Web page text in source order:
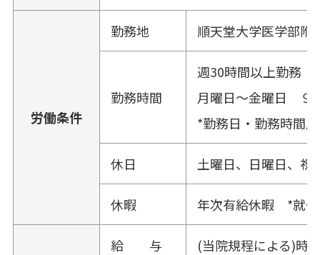
労働条件
勤務地 順天堂大学医学部附
勤務時間
週30時間以上勤務（
月曜日～金曜日 ９
*勤務日・勤務時間
休日 土曜日、日曜日、
休暇 年次有給休暇 *就任
給 与
(当院規程による)時